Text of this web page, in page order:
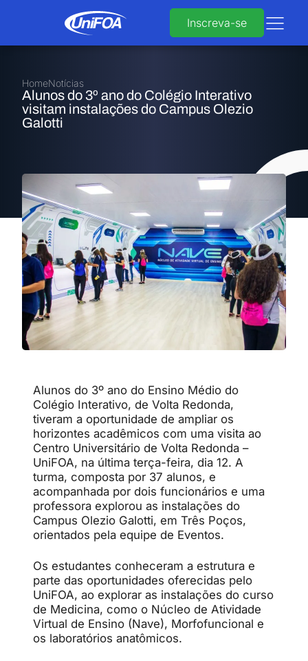
Inscreva-se
HomeNotícias
Alunos do 3º ano do Colégio Interativo
visitam instalações do Campus Olezio
Galotti
Alunos do 3º ano do Ensino Médio do
Colégio Interativo, de Volta Redonda,
tiveram a oportunidade de ampliar os
horizontes acadêmicos com uma visita ao
Centro Universitário de Volta Redonda –
UniFOA, na última terça-feira, dia 12. A
turma, composta por 37 alunos, e
acompanhada por dois funcionários e uma
professora explorou as instalações do
Campus Olezio Galotti, em Três Poços,
orientados pela equipe de Eventos.
Os estudantes conheceram a estrutura e
parte das oportunidades oferecidas pelo
UniFOA, ao explorar as instalações do curso
de Medicina, como o Núcleo de Atividade
Virtual de Ensino (Nave), Morfofuncional e
os laboratórios anatômicos.